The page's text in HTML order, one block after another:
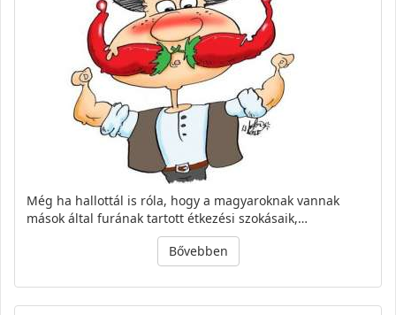
Még ha hallottál is róla, hogy a magyaroknak vannak
mások által furának tartott étkezési szokásaik,…
Bővebben